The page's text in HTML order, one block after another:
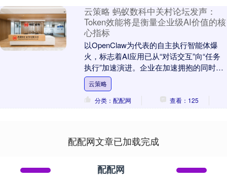
云策略 蚂蚁数科中关村论坛发声：
Token效能将是衡量企业级AI价值的核
心指标
以OpenClaw为代表的自主执行智能体爆
火，标志着AI应用已从“对话交互”向“任务
执行”加速演进。企业在加速拥抱的同时，
也面临着算力浪费、安全合规等多重挑
战。....
云策略
分类：配配网
查看：125
配配网文章已加载完成
配配网